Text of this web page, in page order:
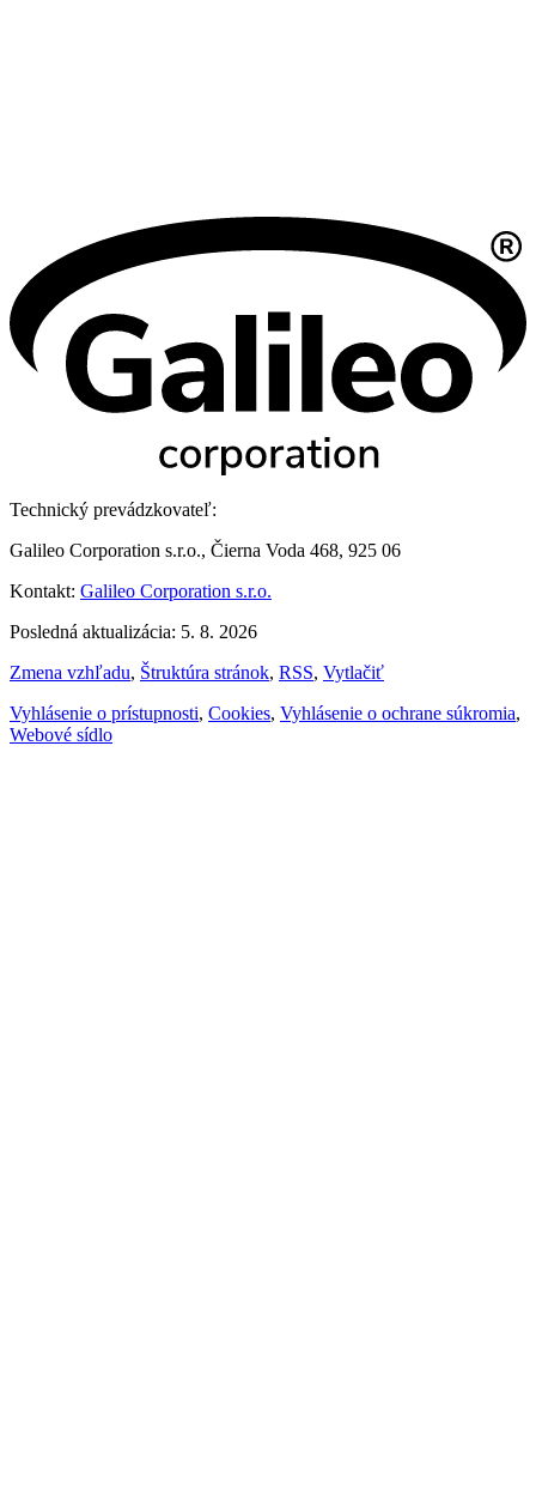
Technický prevádzkovateľ:
Galileo Corporation s.r.o., Čierna Voda 468, 925 06
Kontakt: Galileo Corporation s.r.o.
Posledná aktualizácia: 5. 8. 2026
Zmena vzhľadu, Štruktúra stránok, RSS, Vytlačiť
Vyhlásenie o prístupnosti, Cookies, Vyhlásenie o ochrane súkromia,
Webové sídlo